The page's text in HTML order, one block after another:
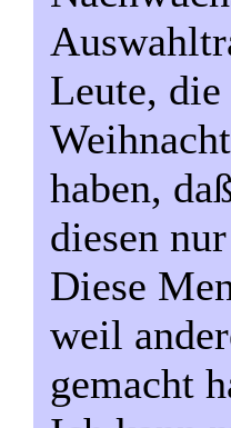
Leute,
haben,
diesen
Diese
weil
gemacht